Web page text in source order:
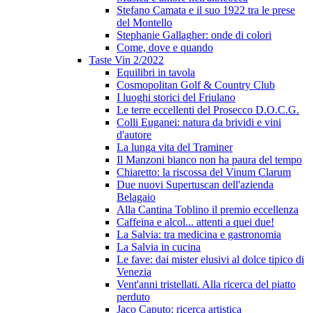
Stefano Camata e il suo 1922 tra le prese
del Montello
Stephanie Gallagher: onde di colori
Come, dove e quando
Taste Vin 2/2022
Equilibri in tavola
Cosmopolitan Golf & Country Club
I luoghi storici del Friulano
Le terre eccellenti del Prosecco D.O.C.G.
Colli Euganei: natura da brividi e vini
d'autore
La lunga vita del Traminer
Il Manzoni bianco non ha paura del tempo
Chiaretto: la riscossa del Vinum Clarum
Due nuovi Supertuscan dell'azienda
Belagaio
Alla Cantina Toblino il premio eccellenza
Caffeina e alcol... attenti a quei due!
La Salvia: tra medicina e gastronomia
La Salvia in cucina
Le fave: dai mister elusivi al dolce tipico di
Venezia
Vent'anni tristellati. Alla ricerca del piatto
perduto
Jaco Caputo: ricerca artistica